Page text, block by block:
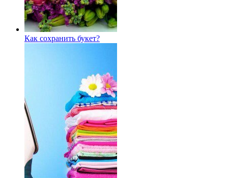
Как сохранить букет?